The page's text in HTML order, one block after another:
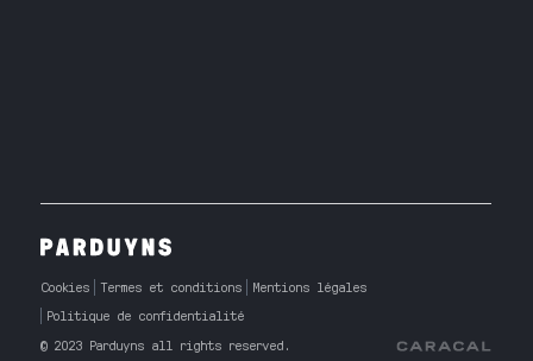
Cookies Termes et conditions
Mentions légales
Politique de confidentialité
© 2023 Parduyns all rights reserved.
Caracal Agency